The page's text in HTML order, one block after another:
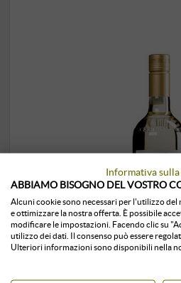
Informativa
ABBIAMO BISOGNO DEL VOSTRO
Alcuni cookie sono necessari per l'utilizzo
e ottimizzare la nostra offerta. È possibile
modificare le impostazioni. Facendo clic su
utilizzo dei dati. Il consenso può essere
Ulteriori informazioni sono disponibili nella